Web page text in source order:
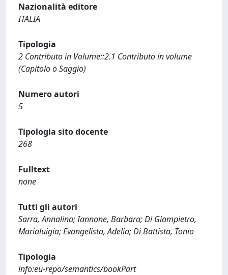
Nazionalità editore
ITALIA
Tipologia
2 Contributo in Volume::2.1 Contributo in volume
(Capitolo o Saggio)
Numero autori
5
Tipologia sito docente
268
Fulltext
none
Tutti gli autori
Sarra, Annalina; Iannone, Barbara; Di Giampietro,
Marialuigia; Evangelista, Adelia; Di Battista, Tonio
Tipologia
info:eu-repo/semantics/bookPart